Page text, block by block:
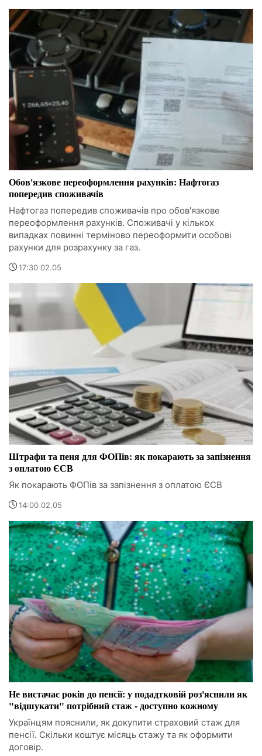
Обов'язкове переоформлення рахунків: Нафтогаз
попередив споживачів
Нафтогаз попередив споживачів про обов'язкове
переоформлення рахунків. Споживачі у кількох
випадках повинні терміново переоформити особові
рахунки для розрахунку за газ.
17:30 02.05
Штрафи та пеня для ФОПів: як покарають за запізнення
з оплатою ЄСВ
Як покарають ФОПів за запізнення з оплатою ЄСВ
14:00 02.05
Не вистачає років до пенсії: у подадтковій роз'яснили як
"відшукати" потрібний стаж - доступно кожному
Українцям пояснили, як докупити страховий стаж для
пенсії. Скільки коштує місяць стажу та як оформити
договір.